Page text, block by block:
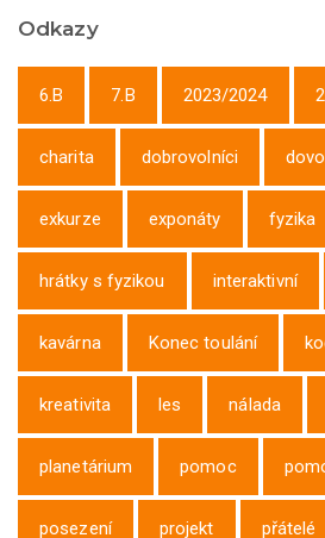
Odkazy
6.B 7.B 2023/2024
charita dobrovolníci
exkurze exponáty fyzika
hrátky s fyzikou interaktivní
kavárna Konec toulání
kreativita les nálada
planetárium pomoc
posezení projekt přátelé